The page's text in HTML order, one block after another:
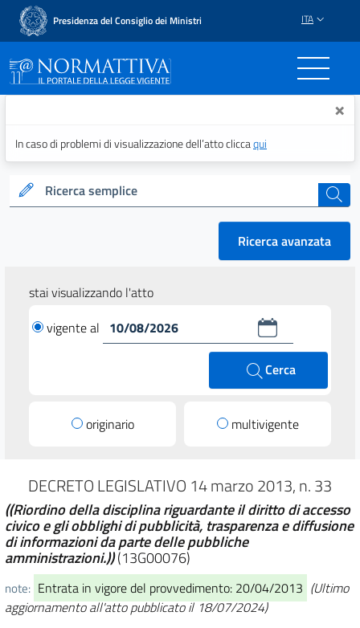
Presidenza del Consiglio dei Ministri ITA
Normattiva - Il portale ×
In caso di problemi di visualizzazione dell’atto cliccaqui
Ricerca semplice cerca
Ricerca avanzata
stai visualizzando l'atto
vigente al
Cerca
originario multivigente
DECRETO LEGISLATIVO 14 marzo 2013, n. 33
((Riordino della disciplina riguardante il diritto di accesso
civico e gli obblighi di pubblicità, trasparenza e diffusione
di informazioni da parte delle pubbliche
amministrazioni.))(13G00076)
note: Entrata in vigore del provvedimento: 20/04/2013 (Ultimo
aggiornamento all'atto pubblicato il 18/07/2024)